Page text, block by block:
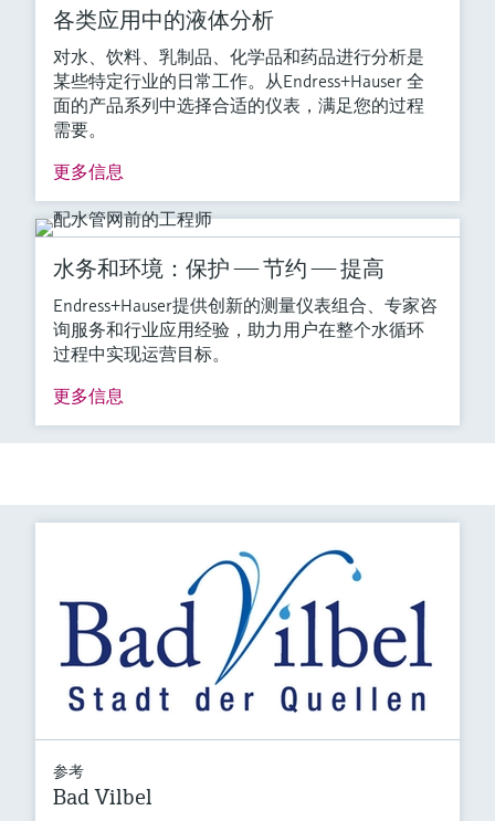
各类应用中的液体分析
对水、饮料、乳制品、化学品和药品进行分析是
某些特定行业的日常工作。从Endress+Hauser 全
面的产品系列中选择合适的仪表，满足您的过程
需要。
更多信息
水务和环境：保护 —— 节约 —— 提高
Endress+Hauser提供创新的测量仪表组合、专家咨
询服务和行业应用经验，助力用户在整个水循环
过程中实现运营目标。
更多信息
参考
Bad Vilbel